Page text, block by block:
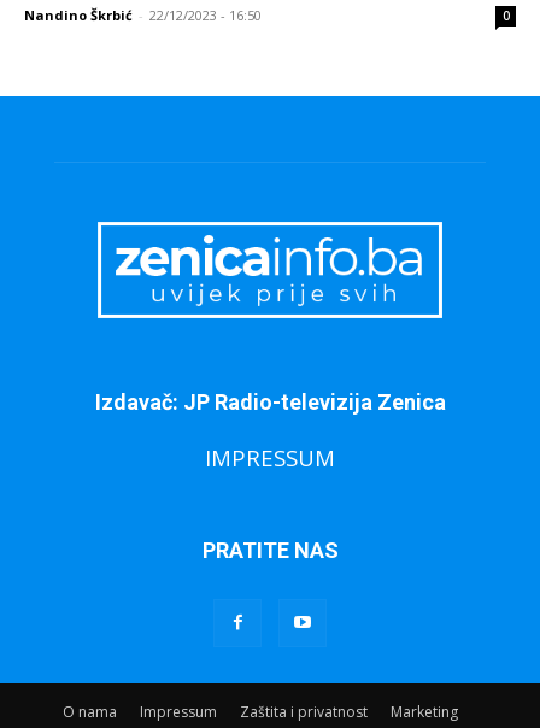
Nandino Škrbić - 22/12/2023 - 16:50 0
Izdavač: JP Radio-televizija Zenica
IMPRESSUM
PRATITE NAS
O nama Impressum Zaštita i privatnost
Marketing